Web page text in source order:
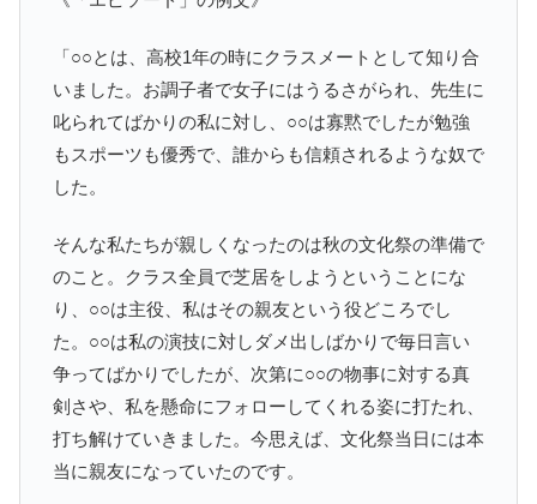
「○○とは、高校1年の時にクラスメートとして知り合
いました。お調子者で女子にはうるさがられ、先生に
叱られてばかりの私に対し、○○は寡黙でしたが勉強
もスポーツも優秀で、誰からも信頼されるような奴で
した。
そんな私たちが親しくなったのは秋の文化祭の準備で
のこと。クラス全員で芝居をしようということにな
り、○○は主役、私はその親友という役どころでし
た。○○は私の演技に対しダメ出しばかりで毎日言い
争ってばかりでしたが、次第に○○の物事に対する真
剣さや、私を懸命にフォローしてくれる姿に打たれ、
打ち解けていきました。今思えば、文化祭当日には本
当に親友になっていたのです。